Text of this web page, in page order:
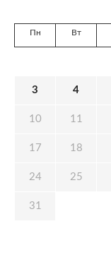
Пн Вт
3 4
10 11
17 18
24 25
31